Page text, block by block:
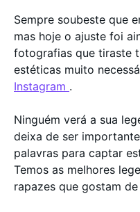
Sempre soubeste que
mas hoje o ajuste foi
fotografias que tiraste
estéticas muito
Instagram .
Ninguém verá a sua
deixa de ser
palavras para captar
Temos as melhores
rapazes que gostam